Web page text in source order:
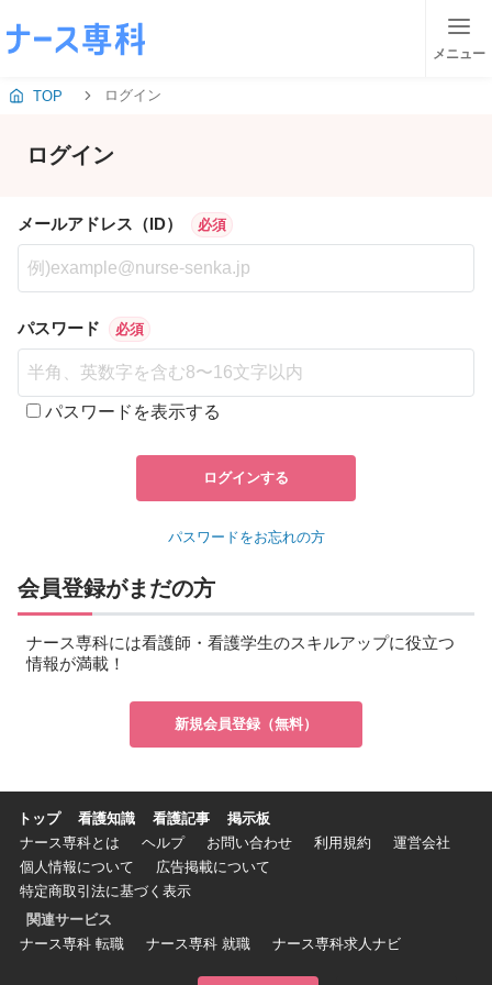
メニュー
TOP ログイン
ログイン
メールアドレス（ID） 必須
パスワード 必須
パスワードを表示する
ログインする
パスワードをお忘れの方
会員登録がまだの方
ナース専科には看護師・看護学生のスキルアップに役立つ
情報が満載！
新規会員登録（無料）
トップ 看護知識 看護記事
掲示板
ナース専科とは
ヘルプ お問い合わせ 利用規約
運営会社
個人情報について
広告掲載について
特定商取引法に基づく表示
関連サービス
ナース専科 転職
ナース専科 就職 ナース専科求人ナビ